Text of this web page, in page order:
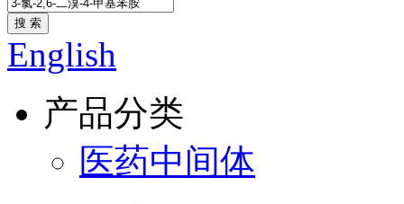
搜 索
English
产品分类
医药中间体